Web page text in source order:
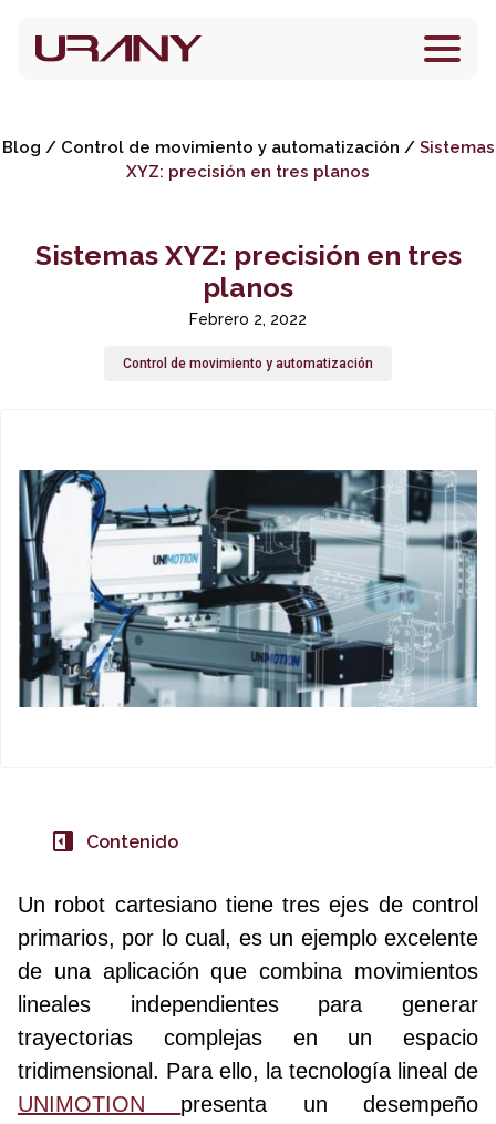
Blog / Control de movimiento y automatización / Sistemas
XYZ: precisión en tres planos
Sistemas XYZ: precisión en tres
planos
Febrero 2, 2022
Control de movimiento y automatización
Contenido
Un robot cartesiano tiene tres ejes de control
primarios, por lo cual, es un ejemplo excelente
de una aplicación que combina movimientos
lineales independientes para generar
trayectorias complejas en un espacio
tridimensional. Para ello, la tecnología lineal de
UNIMOTION presenta un desempeño